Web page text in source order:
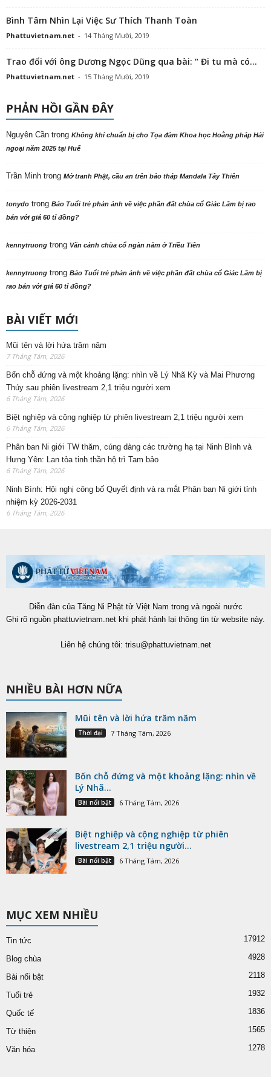
Bình Tâm Nhìn Lại Việc Sư Thích Thanh Toàn
Phattuvietnam.net - 14 Tháng Mười, 2019
Trao đổi với ông Dương Ngọc Dũng qua bài: “ Đi tu mà có...
Phattuvietnam.net - 15 Tháng Mười, 2019
PHẢN HỒI GẦN ĐÂY
Nguyên Cần trong Không khí chuẩn bị cho Tọa đàm Khoa học Hoằng pháp Hải
ngoại năm 2025 tại Huế
Trần Minh trong Mở tranh Phật, cầu an trên bảo tháp Mandala Tây Thiên
tonydo trong Báo Tuổi trẻ phản ảnh về việc phần đất chùa cổ Giác Lâm bị rao
bán với giá 60 tỉ đồng?
kennytruong trong Vãn cảnh chùa cổ ngàn năm ở Triều Tiên
kennytruong trong Báo Tuổi trẻ phản ảnh về việc phần đất chùa cổ Giác Lâm bị
rao bán với giá 60 tỉ đồng?
BÀI VIẾT MỚI
Mũi tên và lời hứa trăm năm
7 Tháng Tám, 2026
Bốn chỗ đứng và một khoảng lặng: nhìn về Lý Nhã Kỳ và Mai Phương
Thúy sau phiên livestream 2,1 triệu người xem
6 Tháng Tám, 2026
Biệt nghiệp và cộng nghiệp từ phiên livestream 2,1 triệu người xem
6 Tháng Tám, 2026
Phân ban Ni giới TW thăm, cúng dàng các trường hạ tại Ninh Bình và
Hưng Yên: Lan tỏa tinh thần hộ trì Tam bảo
6 Tháng Tám, 2026
Ninh Bình: Hội nghị công bố Quyết định và ra mắt Phân ban Ni giới tỉnh
nhiệm kỳ 2026-2031
6 Tháng Tám, 2026
Diễn đàn của Tăng Ni Phật tử Việt Nam trong và ngoài nước
Ghi rõ nguồn phattuvietnam.net khi phát hành lại thông tin từ website này.
Liên hệ chúng tôi: trisu@phattuvietnam.net
NHIỀU BÀI HƠN NỮA
Mũi tên và lời hứa trăm năm
Thời đại 7 Tháng Tám, 2026
Bốn chỗ đứng và một khoảng lặng: nhìn về
Lý Nhã...
Bài nổi bật 6 Tháng Tám, 2026
Biệt nghiệp và cộng nghiệp từ phiên
livestream 2,1 triệu người...
Bài nổi bật 6 Tháng Tám, 2026
MỤC XEM NHIỀU
Tin tức 17912
Blog chùa 4928
Bài nổi bật 2118
Tuổi trẻ 1932
Quốc tế 1836
Từ thiện 1565
Văn hóa 1278